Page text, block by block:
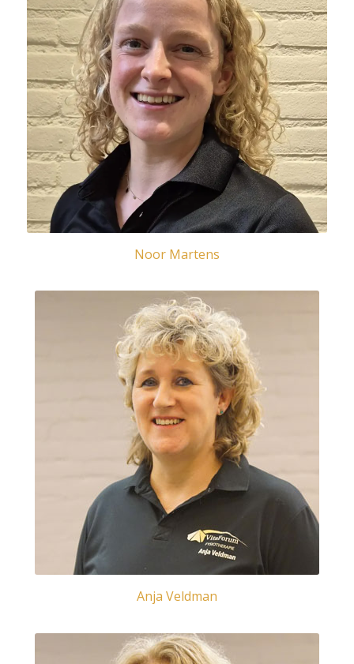
Noor Martens
Anja Veldman